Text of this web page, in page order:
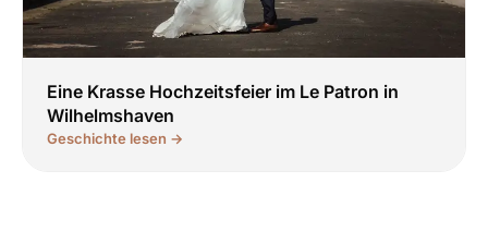
Eine Krasse Hochzeitsfeier im Le Patron in
Wilhelmshaven
Geschichte lesen →